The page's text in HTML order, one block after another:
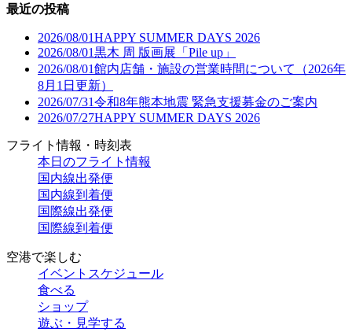
最近の投稿
2026/08/01HAPPY SUMMER DAYS 2026
2026/08/01黒木 周 版画展「Pile up」
2026/08/01館内店舗・施設の営業時間について（2026年
8月1日更新）
2026/07/31令和8年熊本地震 緊急支援募金のご案内
2026/07/27HAPPY SUMMER DAYS 2026
フライト情報・時刻表
本日のフライト情報
国内線出発便
国内線到着便
国際線出発便
国際線到着便
空港で楽しむ
イベントスケジュール
食べる
ショップ
遊ぶ・見学する